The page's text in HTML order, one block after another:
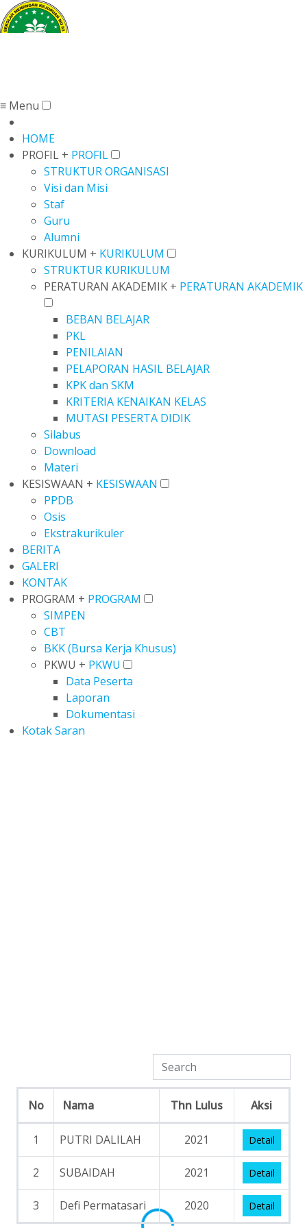
≡ Menu
HOME
PROFIL + PROFIL
STRUKTUR ORGANISASI
Visi dan Misi
Staf
Guru
Alumni
KURIKULUM + KURIKULUM
STRUKTUR KURIKULUM
PERATURAN AKADEMIK + PERATURAN AKADEMIK
BEBAN BELAJAR
PKL
PENILAIAN
PELAPORAN HASIL BELAJAR
KPK dan SKM
KRITERIA KENAIKAN KELAS
MUTASI PESERTA DIDIK
Silabus
Download
Materi
KESISWAAN + KESISWAAN
PPDB
Osis
Ekstrakurikuler
BERITA
GALERI
KONTAK
PROGRAM + PROGRAM
SIMPEN
CBT
BKK (Bursa Kerja Khusus)
PKWU + PKWU
Data Peserta
Laporan
Dokumentasi
Kotak Saran
No Nama Thn Lulus Aksi
1 PUTRI DALILAH 2021 Detail
2 SUBAIDAH 2021 Detail
3 Defi Permatasari 2020 Detail